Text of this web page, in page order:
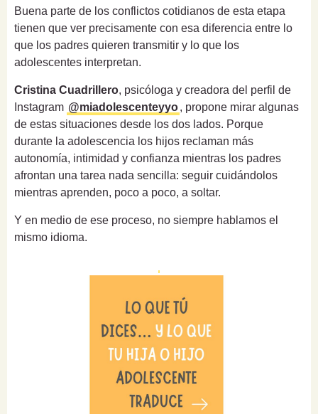
Buena parte de los conflictos cotidianos de esta etapa
tienen que ver precisamente con esa diferencia entre lo
que los padres quieren transmitir y lo que los
adolescentes interpretan.
Cristina Cuadrillero, psicóloga y creadora del perfil de
Instagram @miadolescenteyyo, propone mirar algunas
de estas situaciones desde los dos lados. Porque
durante la adolescencia los hijos reclaman más
autonomía, intimidad y confianza mientras los padres
afrontan una tarea nada sencilla: seguir cuidándolos
mientras aprenden, poco a poco, a soltar.
Y en medio de ese proceso, no siempre hablamos el
mismo idioma.